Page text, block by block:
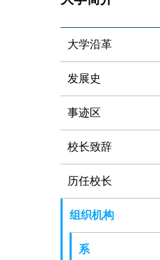
大学沿革
发展史
事迹区
校长致辞
历任校长
组织机构
系